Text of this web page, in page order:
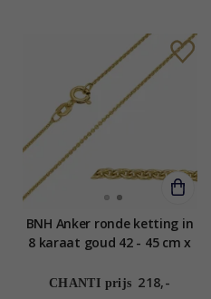
BNH Anker ronde ketting in
8 karaat goud 42 - 45 cm x
CHANTI prijs 218,-